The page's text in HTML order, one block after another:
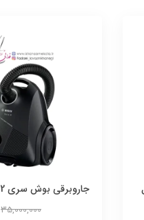
جاروبرقی بوش سری 2 ساخت المان
35,000,000